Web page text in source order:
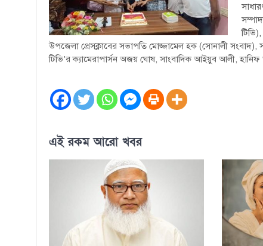
উপজেলা প্রেসক্লাবের সভাপতি মোজ্জামেল হক (সোনালী
টিভি’র ক্যামেরাপার্সন অজয় ঘোষ, সাংবাদিক আইয়ুব আলী,
এই রকম আরো খবর